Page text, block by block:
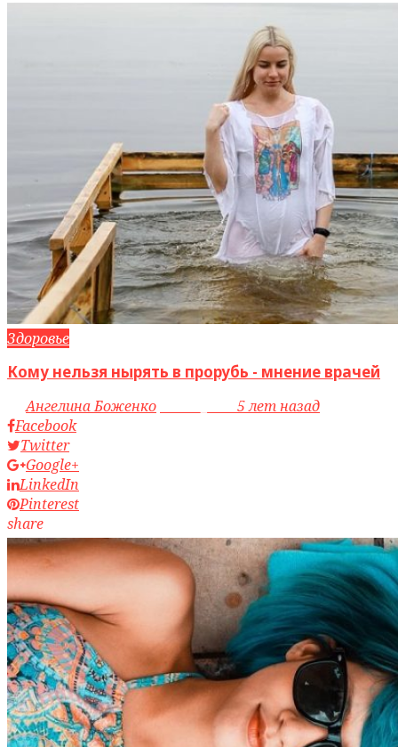
Здоровье
Кому нельзя нырять в прорубь - мнение врачей
byАнгелина Боженко
5 лет назад
Facebook
Twitter
Google+
LinkedIn
Pinterest
share